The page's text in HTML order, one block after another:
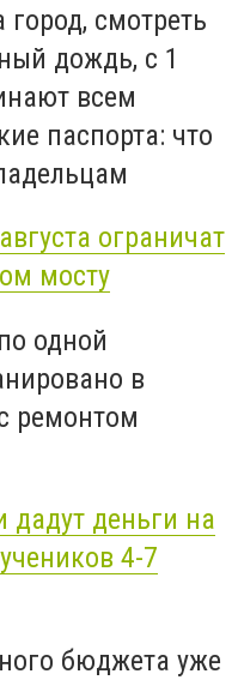
смотреть
дождь, с 1
всем
паспорта: что
ограничат
мосту
одной
в
ремонтом
дадут деньги на
4-7
бюджета уже